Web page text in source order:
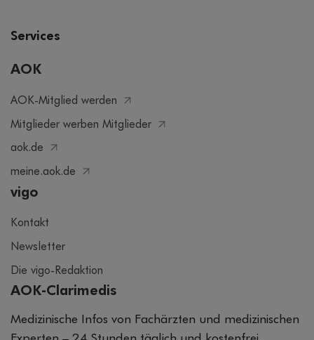
Services
AOK
AOK-Mitglied werden
Mitglieder werben Mitglieder
aok.de
meine.aok.de
vigo
Kontakt
Newsletter
Die vigo-Redaktion
AOK-Clarimedis
Medizinische Infos von Fachärzten und medizinischen